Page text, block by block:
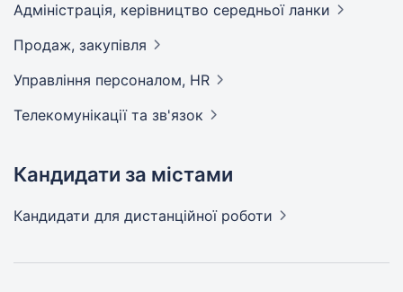
Адмiнiстрацiя, керівництво середньої ланки
Продаж, закупівля
Управління персоналом, HR
Телекомунікації та зв'язок
Кандидати за містами
Кандидати для дистанційної роботи